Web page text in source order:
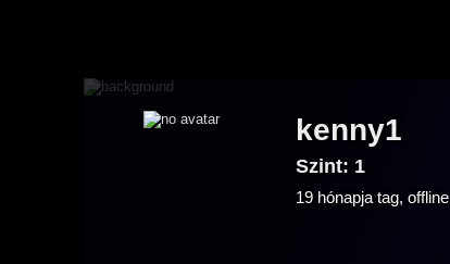
kenny1
Szint: 1
19 hónapja tag, offline